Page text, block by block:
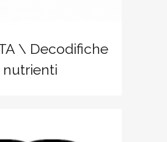
\ Decodifiche
nutrienti